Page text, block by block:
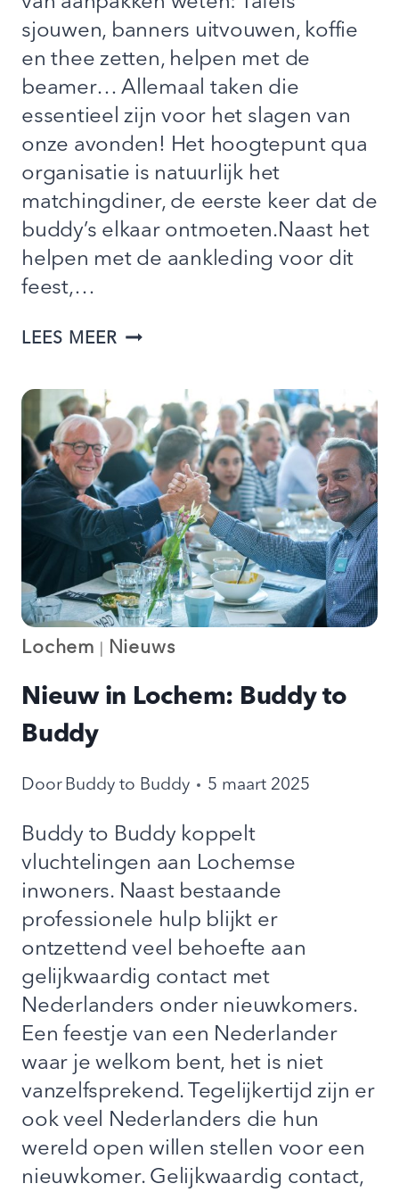
sjouwen, banners uitvouwen, koffie
en thee zetten, helpen met de
beamer… Allemaal taken die
essentieel zijn voor het slagen van
onze avonden! Het hoogtepunt qua
organisatie is natuurlijk het
matchingdiner, de eerste keer dat de
buddy’s elkaar ontmoeten.Naast het
helpen met de aankleding voor dit
feest,…
LEES MEERWORD
VRIJWILLIGER
BIJ
ONZE
BUDDY-
COMMUNITY?
Lochem Nieuws
Nieuw in Lochem: Buddy to
Buddy
Door Buddy to Buddy 5 maart 2025
Buddy to Buddy koppelt
vluchtelingen aan Lochemse
inwoners. Naast bestaande
professionele hulp blijkt er
ontzettend veel behoefte aan
gelijkwaardig contact met
Nederlanders onder nieuwkomers.
Een feestje van een Nederlander
waar je welkom bent, het is niet
vanzelfsprekend. Tegelijkertijd zijn er
ook veel Nederlanders die hun
wereld open willen stellen voor een
nieuwkomer. Gelijkwaardig contact,